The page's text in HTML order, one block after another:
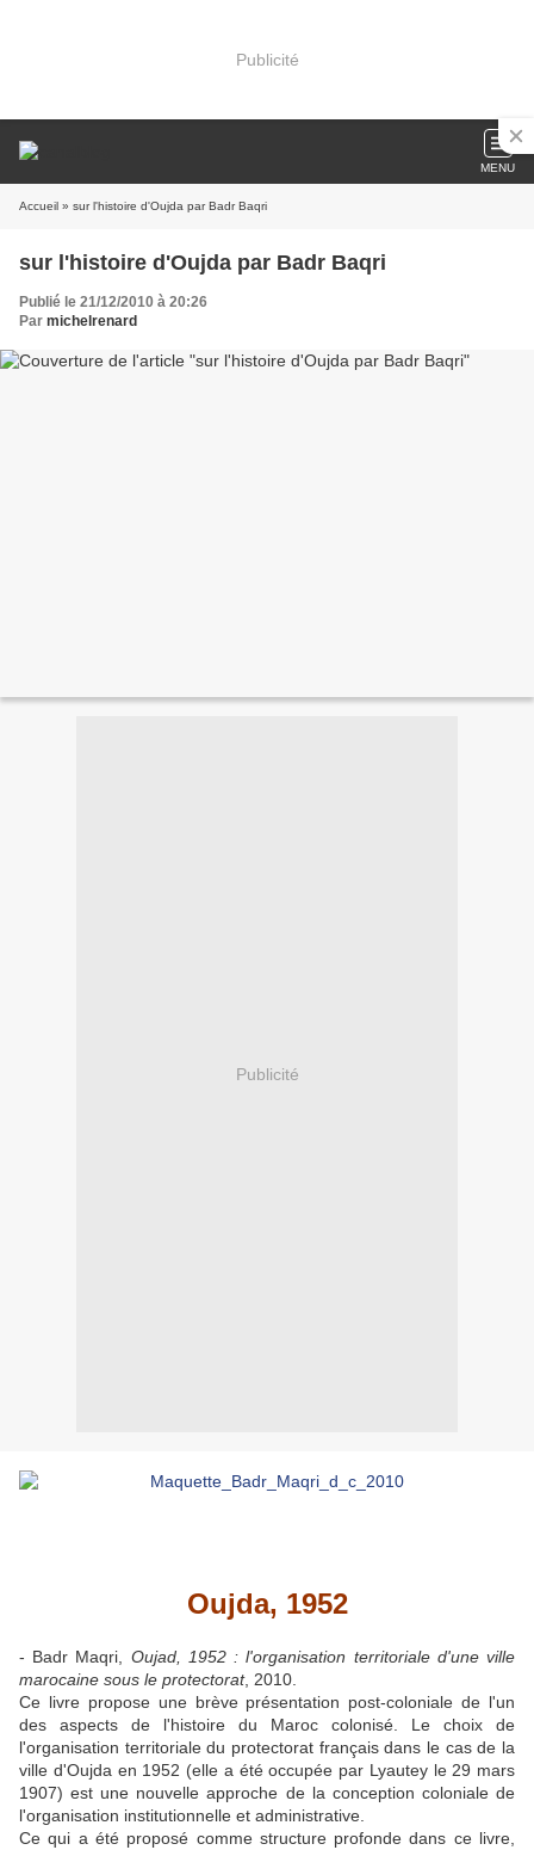
Publicité
MENU
Accueil » sur l'histoire d'Oujda par Badr Baqri
sur l'histoire d'Oujda par Badr Baqri
Publié le 21/12/2010 à 20:26
Par michelrenard
Publicité
Oujda, 1952
- Badr Maqri, Oujad, 1952 : l'organisation territoriale d'une ville
marocaine sous le protectorat, 2010.
Ce livre propose une brève présentation post-coloniale de l'un
des aspects de l'histoire du Maroc colonisé. Le choix de
l'organisation territoriale du protectorat français dans le cas de la
ville d'Oujda en 1952 (elle a été occupée par Lyautey le 29 mars
1907) est une nouvelle approche de la conception coloniale de
l'organisation institutionnelle et administrative.
Ce qui a été proposé comme structure profonde dans ce livre,